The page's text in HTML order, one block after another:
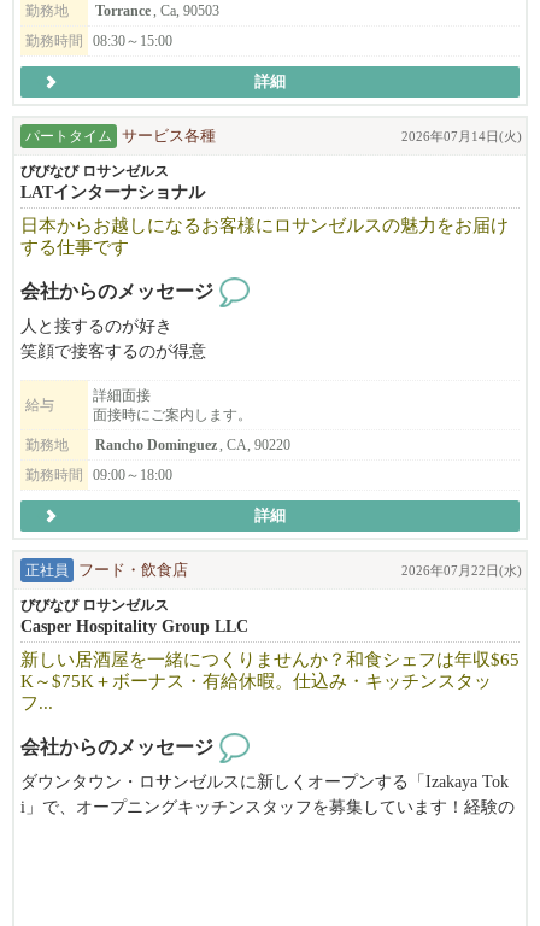
未経験の方も大丈夫です。コツコツ真面目に取り組むことができ
る方。時間に遅れず来れる方。
少しでも気になった方はご連絡ください。
サンディエゴエリアでも２号店をオープン致しました。
ちょっとした時間で午前中もしくは午後に２−３時間、週1日から
でもOK. 朝か午後の短時間を有効活用！ tipが１件あたり$20-$40
あります。
勤務地
Torrance, Ca, 90503
勤務時間
08:30～15:00
詳細
パートタイム サービス各種 2026年07月14日(火)
びびなび ロサンゼルス
LATインターナショナル
日本からお越しになるお客様にロサンゼルスの魅力をお届け
する仕事です
会社からのメッセージ
人と接するのが好き
笑顔で接客するのが得意
明るく元気に仕事を楽しめる
ロサンゼルスの魅力を伝えたい
経験よりも『人を喜ばせることが好き』という気持ちを大切にし
ています。
お客様の旅の思い出を一緒に作る最高の仕事です。
あなたの笑顔が旅をもっと特別なものに。
給与
詳細面接
面接時にご案内します。
勤務地
Rancho Dominguez, CA, 90220
勤務時間
09:00～18:00
詳細
正社員 フード・飲食店 2026年07月22日(水)
びびなび ロサンゼルス
Casper Hospitality Group LLC
新しい居酒屋を一緒につくりませんか？和食シェフは年収$65
K～$75K＋ボーナス・有給休暇。仕込み・キッチンスタッ
フ...
会社からのメッセージ
ダウンタウン・ロサンゼルスに新しくオープンする「Izakaya Tok
i」で、オープニングキッチンスタッフを募集しています！経験の